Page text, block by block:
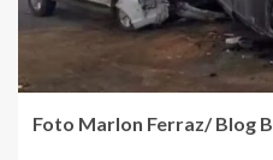
Foto Marlon Ferraz/ Blog